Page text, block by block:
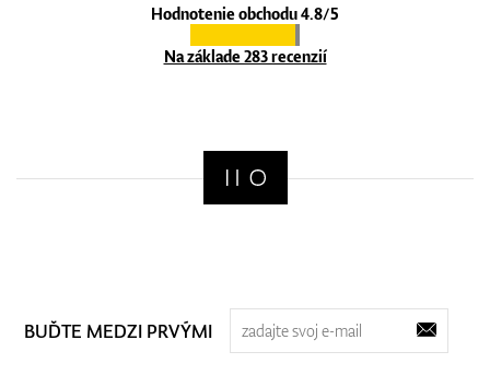
Hodnotenie obchodu 4.8/5
Na základe 283 recenzií
BUĎTE MEDZI PRVÝMI